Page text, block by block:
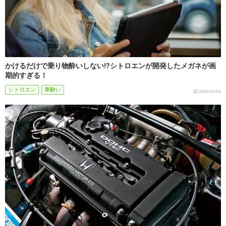
かけるだけで乗り物酔いしない!?シトロエンが開発したメガネが画
期的すぎる！
シトロエン 車酔い 2021/01/04